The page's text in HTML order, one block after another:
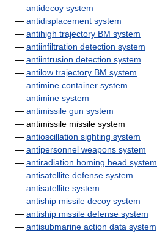
— antidecoy system
— antidisplacement system
— antihigh trajectory BM system
— antiinfiltration detection system
— antiintrusion detection system
— antilow trajectory BM system
— antimine container system
— antimine system
— antimissile gun system
— antimissile missile system
— antioscillation sighting system
— antipersonnel weapons system
— antiradiation homing head system
— antisatellite defense system
— antisatellite system
— antiship missile decoy system
— antiship missile defense system
— antisubmarine action data system